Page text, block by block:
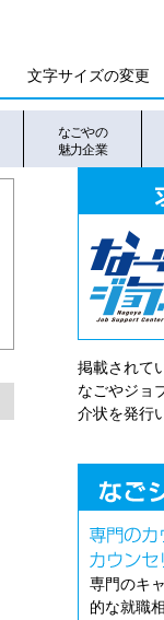
文字サイズの変更
なごやの
魅力企業
掲載されて
なごやジョ
介状を発行
専門のキ
的な就職